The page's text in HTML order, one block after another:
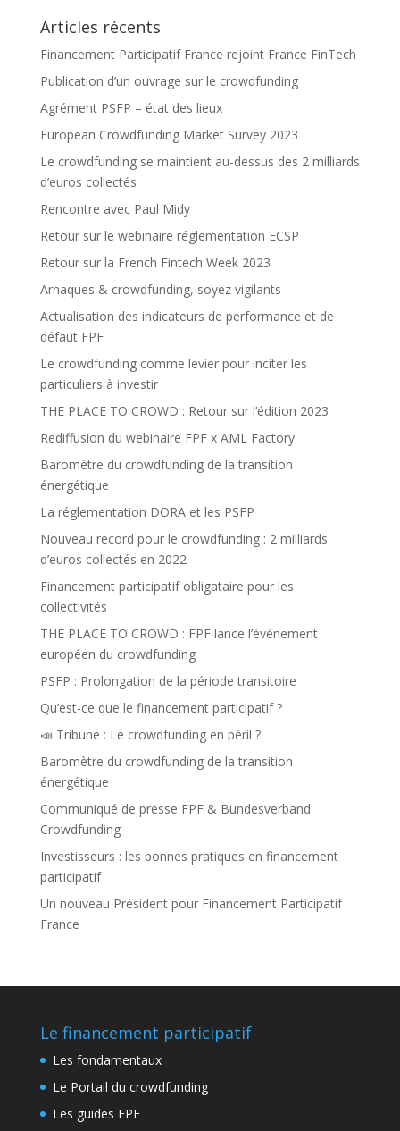
Articles récents
Financement Participatif France rejoint France FinTech
Publication d’un ouvrage sur le crowdfunding
Agrément PSFP – état des lieux
European Crowdfunding Market Survey 2023
Le crowdfunding se maintient au-dessus des 2 milliards
d’euros collectés
Rencontre avec Paul Midy
Retour sur le webinaire réglementation ECSP
Retour sur la French Fintech Week 2023
Arnaques & crowdfunding, soyez vigilants
Actualisation des indicateurs de performance et de
défaut FPF
Le crowdfunding comme levier pour inciter les
particuliers à investir
THE PLACE TO CROWD : Retour sur l’édition 2023
Rediffusion du webinaire FPF x AML Factory
Baromètre du crowdfunding de la transition
énergétique
La réglementation DORA et les PSFP
Nouveau record pour le crowdfunding : 2 milliards
d’euros collectés en 2022
Financement participatif obligataire pour les
collectivités
THE PLACE TO CROWD : FPF lance l’événement
européen du crowdfunding
PSFP : Prolongation de la période transitoire
Qu’est-ce que le financement participatif ?
📣 Tribune : Le crowdfunding en péril ?
Baromètre du crowdfunding de la transition
énergétique
Communiqué de presse FPF & Bundesverband
Crowdfunding
Investisseurs : les bonnes pratiques en financement
participatif
Un nouveau Président pour Financement Participatif
France
Le financement participatif
Les fondamentaux
Le Portail du crowdfunding
Les guides FPF